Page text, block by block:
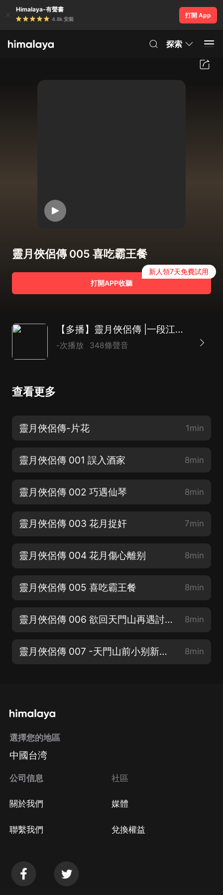
Himalaya-有聲書
4.8k 安裝
打開 App
探索
靈月俠侶傳 005 喜吃霸王餐
打開APP收聽
新人領7天免費試用
【多播】靈月俠侶傳 |一段江湖往事|唯美愛情|修仙問道|詼諧幽默
-次播放 348條聲音
查看更多
靈月俠侶傳-片花 1min
靈月俠侶傳 001 誤入酒家 8min
靈月俠侶傳 002 巧遇仙琴 8min
靈月俠侶傳 003 花月捉奸 7min
靈月俠侶傳 004 花月傷心離别 8min
靈月俠侶傳 005 喜吃霸王餐 8min
靈月俠侶傳 006 欲回天門山再遇討債鬼 8min
靈月俠侶傳 007 -天門山前小别新歡怎奈癡漢訴衷情 8min
選擇您的地區
中國台湾
公司信息
關於我們
聯繫我們
社區
媒體
兌換權益